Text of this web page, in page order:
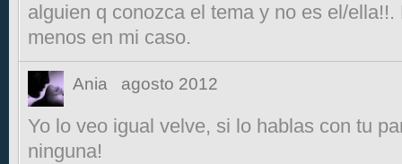
alguien q conozca el tema y no es el/
menos en mi caso.
Ania agosto 2012
Yo lo veo igual velve, si lo hablas con tu
ninguna!